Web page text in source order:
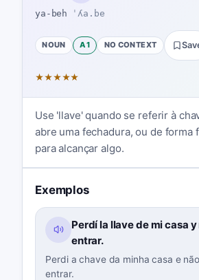
ya-beh ˈʎa.be
NOUN A1 NO CONTEXT
★★★★★
Use 'llave' quando se referir à
abre uma fechadura, ou de forma
para alcançar algo.
Exemplos
Perdí la llave de mi casa
entrar.
Perdi a chave da minha casa e
entrar.